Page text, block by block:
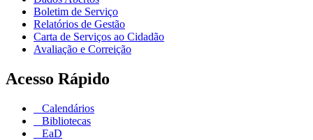
Boletim de Serviço
Relatórios de Gestão
Carta de Serviços ao Cidadão
Avaliação e Correição
Acesso Rápido
Calendários
Bibliotecas
EaD